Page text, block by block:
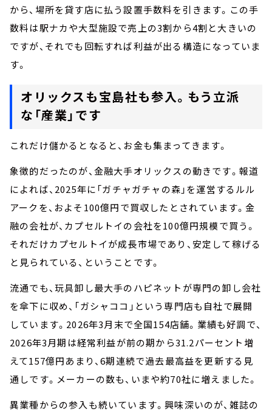
から、場所を貸す店に払う設置手数料を引きます。この手
数料は駅ナカや大型施設で売上の3割から4割と大きいの
ですが、それでも回転すれば利益が出る構造になっていま
す。
オリックスも宝島社も参入。もう立派
な「産業」です
これだけ儲かるとなると、お金も集まってきます。
象徴的だったのが、金融大手オリックスの動きです。報道
によれば、2025年に「ガチャガチャの森」を運営するルル
アークを、およそ100億円で買収したとされています。金
融の会社が、カプセルトイの会社を100億円規模で買う。
それだけカプセルトイが成長市場であり、安定して稼げる
と見られている、ということです。
流通でも、玩具卸し最大手のハピネットが専門の卸し会社
を傘下に収め、「ガシャココ」という専門店も自社で展開
しています。2026年3月末で全国154店舗。業績も好調で、
2026年3月期は経常利益が前の期から31.2パーセント増
えて157億円あまり、6期連続で過去最高益を更新する見
通しです。メーカーの数も、いまや約70社に増えました。
異業種からの参入も続いています。興味深いのが、雑誌の